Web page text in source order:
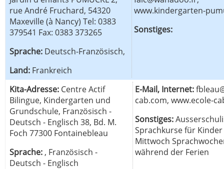
rue André Fruchard, 54320
Maxeville (à Nancy) Tel: 0383
379541 Fax: 0383 373265
Sprache: Deutsch-Französisch,
Land: Frankreich
www.kindergarten-
Sonstiges:
Kita-Adresse: Centre Actif
Bilingue, Kindergarten und
Grundschule, Französisch -
Deutsch - Englisch 38, Bd. M.
Foch 77300 Fontainebleau
Sprache: , Französisch -
Deutsch - Englisch
E-Mail, Internet:
cab.com, www.ecole-
Sonstiges:
Sprachkurse für
Mittwoch
während der Ferien